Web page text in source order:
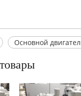
Основной